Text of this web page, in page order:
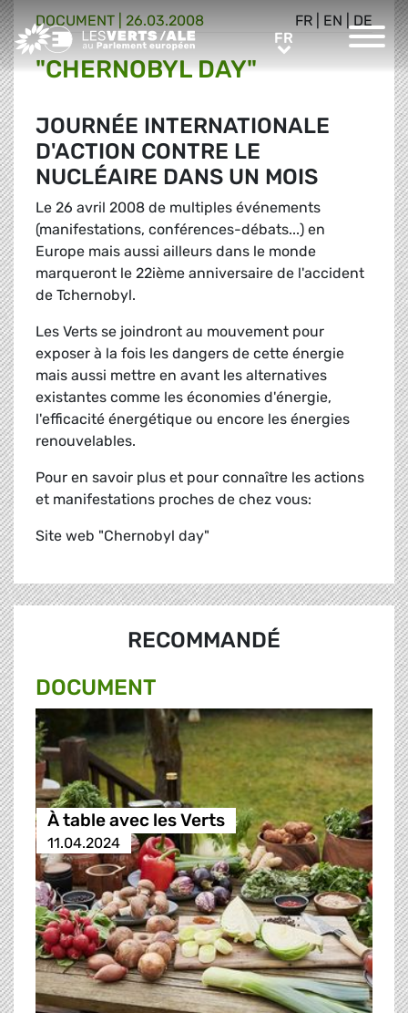
Greens/EFA Home FRFR
FR EN DE
DOCUMENT 26.03.2008
"CHERNOBYL DAY"
JOURNÉE INTERNATIONALE
D'ACTION CONTRE LE
NUCLÉAIRE DANS UN MOIS
Le 26 avril 2008 de multiples événements
(manifestations, conférences-débats...) en
Europe mais aussi ailleurs dans le monde
marqueront le 22ième anniversaire de l'accident
de Tchernobyl.
Les Verts se joindront au mouvement pour
exposer à la fois les dangers de cette énergie
mais aussi mettre en avant les alternatives
existantes comme les économies d'énergie,
l'efficacité énergétique ou encore les énergies
renouvelables.
Pour en savoir plus et pour connaître les actions
et manifestations proches de chez vous:
Site web "Chernobyl day"
RECOMMANDÉ
DOCUMENT
À table avec les Verts
11.04.2024